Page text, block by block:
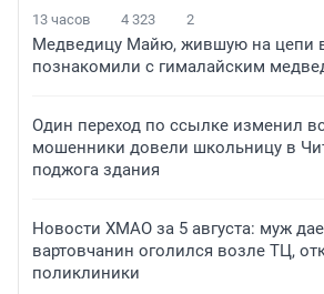
13 часов 4 323 2
Медведицу Майю, жившую на цепи
познакомили с гималайским
Один переход по ссылке изменил
мошенники довели школьницу в
поджога здания
Новости ХМАО за 5 августа: муж
вартовчанин оголился возле ТЦ,
поликлиники